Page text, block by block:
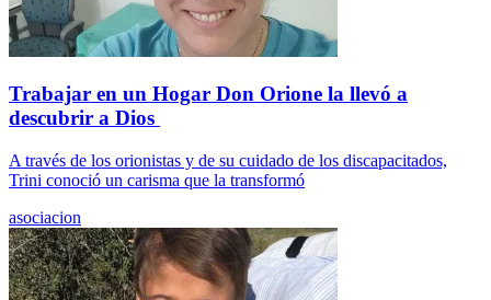
Trabajar en un Hogar Don Orione la llevó a
descubrir a Dios
A través de los orionistas y de su cuidado de los discapacitados,
Trini conoció un carisma que la transformó
asociacion